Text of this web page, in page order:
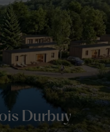
Durbuy